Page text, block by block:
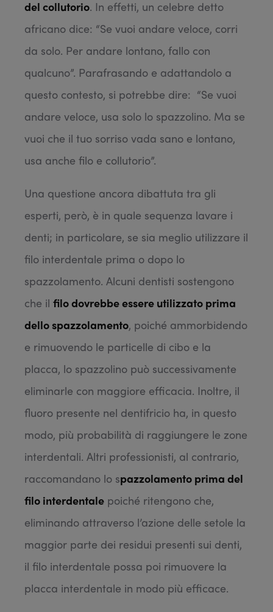
del collutorio. In effetti, un celebre detto
africano dice: “Se vuoi andare veloce, corri
da solo. Per andare lontano, fallo con
qualcuno”. Parafrasando e adattandolo a
questo contesto, si potrebbe dire: “Se vuoi
andare veloce, usa solo lo spazzolino. Ma se
vuoi che il tuo sorriso vada sano e lontano,
usa anche filo e collutorio”.
Una questione ancora dibattuta tra gli
esperti, però, è in quale sequenza lavare i
denti; in particolare, se sia meglio utilizzare il
filo interdentale prima o dopo lo
spazzolamento. Alcuni dentisti sostengono
che il filo dovrebbe essere utilizzato prima
dello spazzolamento, poiché ammorbidendo
e rimuovendo le particelle di cibo e la
placca, lo spazzolino può successivamente
eliminarle con maggiore efficacia. Inoltre, il
fluoro presente nel dentifricio ha, in questo
modo, più probabilità di raggiungere le zone
interdentali. Altri professionisti, al contrario,
raccomandano lo spazzolamento prima del
filo interdentale poiché ritengono che,
eliminando attraverso l’azione delle setole la
maggior parte dei residui presenti sui denti,
il filo interdentale possa poi rimuovere la
placca interdentale in modo più efficace.